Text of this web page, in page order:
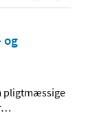
og
pligtmæssige
…